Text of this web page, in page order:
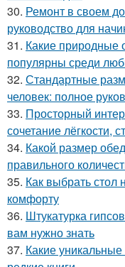
30. Ремонт в своем
руководство для
31. Какие природные
популярны среди
32. Стандартные
человек: полное
33. Просторный
сочетание лёгкости,
34. Какой размер
правильного
35. Как выбрать стол
комфорту
36. Штукатурка
вам нужно знать
37. Какие